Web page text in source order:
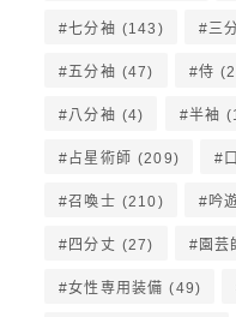
七分袖 (143) 三
五分袖 (47) 侍
八分袖 (4) 半袖
占星術師 (209)
召喚士 (210) 吟
四分丈 (27) 園芸
女性専用装備 (49)